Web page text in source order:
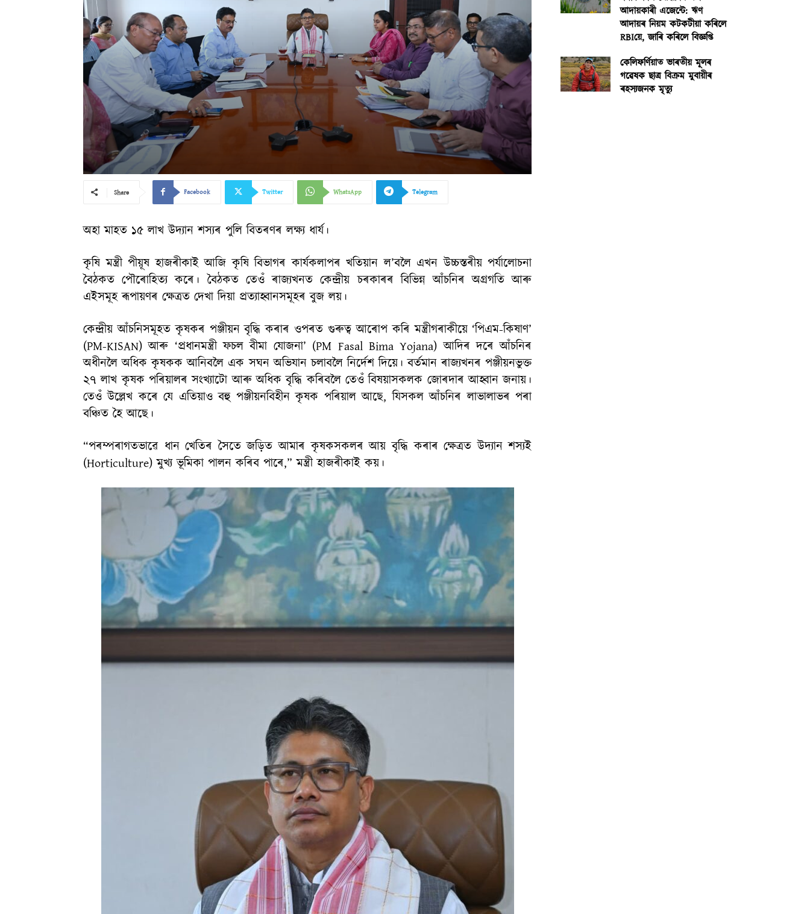
Share Facebook Twitter WhatsApp Telegram
অহা মাহত ১৫ লাখ উদ্যান শস্যৰ পুলি বিতৰণৰ লক্ষ্য ধাৰ্য।
কৃষি মন্ত্ৰী পীয়ূষ হাজৰীকাই আজি কৃষি বিভাগৰ কাৰ্যকলাপৰ খতিয়ান ল’বলৈ এখন উচ্চস্তৰীয় পৰ্যালোচনা
বৈঠকত পৌৰোহিত্য কৰে। বৈঠকত তেওঁ ৰাজ্যখনত কেন্দ্ৰীয় চৰকাৰৰ বিভিন্ন আঁচনিৰ অগ্ৰগতি আৰু
এইসমূহ ৰূপায়ণৰ ক্ষেত্ৰত দেখা দিয়া প্ৰত্যাহ্বানসমূহৰ বুজ লয়।
কেন্দ্ৰীয় আঁচনিসমূহত কৃষকৰ পঞ্জীয়ন বৃদ্ধি কৰাৰ ওপৰত গুৰুত্ব আৰোপ কৰি মন্ত্ৰীগৰাকীয়ে ‘পিএম-কিষাণ’
(PM-KISAN) আৰু ‘প্ৰধানমন্ত্ৰী ফচল বীমা যোজনা’ (PM Fasal Bima Yojana) আদিৰ দৰে আঁচনিৰ
অধীনলৈ অধিক কৃষকক আনিবলৈ এক সঘন অভিযান চলাবলৈ নিৰ্দেশ দিয়ে। বৰ্তমান ৰাজ্যখনৰ পঞ্জীয়নভুক্ত
২৭ লাখ কৃষক পৰিয়ালৰ সংখ্যাটো আৰু অধিক বৃদ্ধি কৰিবলৈ তেওঁ বিষয়াসকলক জোৰদাৰ আহ্বান জনায়।
তেওঁ উল্লেখ কৰে যে এতিয়াও বহু পঞ্জীয়নবিহীন কৃষক পৰিয়াল আছে, যিসকল আঁচনিৰ লাভালাভৰ পৰা
বঞ্চিত হৈ আছে।
“পৰম্পৰাগতভাৱে ধান খেতিৰ সৈতে জড়িত আমাৰ কৃষকসকলৰ আয় বৃদ্ধি কৰাৰ ক্ষেত্ৰত উদ্যান শস্যই
(Horticulture) মুখ্য ভূমিকা পালন কৰিব পাৰে,” মন্ত্ৰী হাজৰীকাই কয়।
আদায়কাৰী এজেন্টে: ঋণ
আদায়ৰ নিয়ম কটকটীয়া কৰিলে
RBIয়ে, জাৰি কৰিলে বিজ্ঞপ্তি
কেলিফৰ্ণিয়াত ভাৰতীয় মূলৰ
গৱেষক ছাত্ৰ বিক্ৰম মুবায়ীৰ
ৰহস্যজনক মৃত্যু